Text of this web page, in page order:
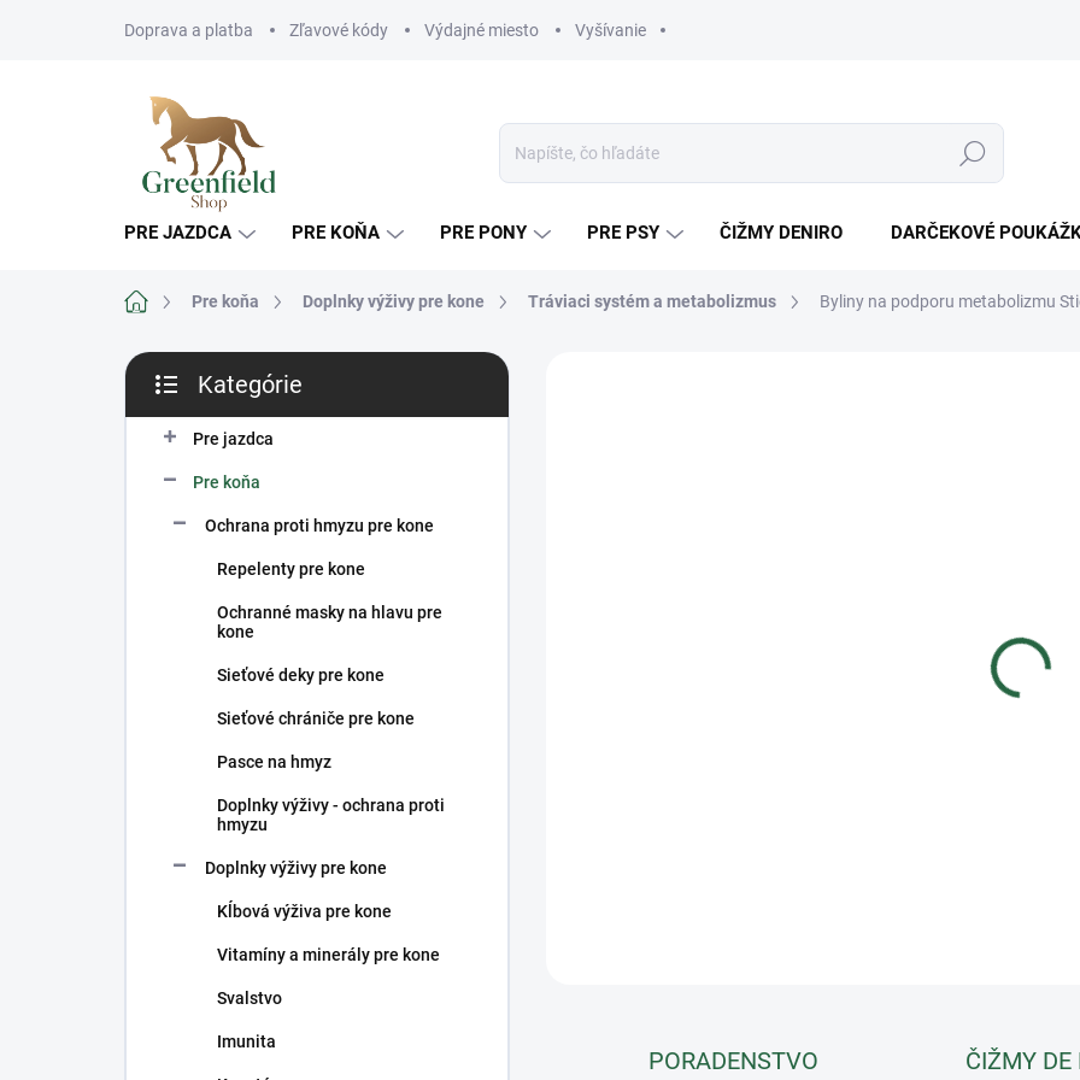
Doprava a platba Zľavové kódy Výdajné miesto Vyšívanie
Hľadať
PRE JAZDCA PRE KOŇA PRE PONY PRE PSY ČIŽMY DENIRO DARČEKOVÉ
DomovPre koňa Doplnky výživy pre kone Tráviaci systém a metabolizmus Byliny na podporu metabolizmu
B
č
kategórie
Kategórie
Pre jazdca
Pre koňa
Ochrana proti hmyzu pre kone
Repelenty pre kone
Ochranné masky na hlavu pre
kone
Sieťové deky pre kone
Sieťové chrániče pre kone
Pasce na hmyz
Doplnky výživy - ochrana proti
hmyzu
Doplnky výživy pre kone
Kĺbová výživa pre kone
Vitamíny a minerály pre kone
Svalstvo
Imunita
PORADENSTVO ČIŽMY DE